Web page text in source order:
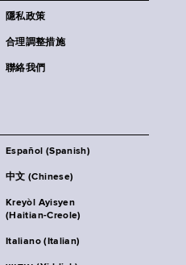
隱私政策
合理調整措施
聯絡我們
Español (Spanish)
中文 (Chinese)
Kreyòl Ayisyen
(Haitian-Creole)
Italiano (Italian)